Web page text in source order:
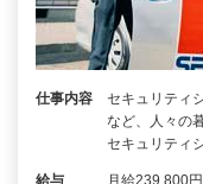
仕事内容
セキュリティ
など、人々の
セキュリティ
給与 月給239,800